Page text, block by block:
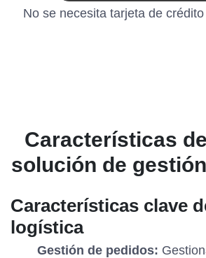
No se necesita tarjeta de
Características
solución de
Características clave
logística
Gestión de pedidos: